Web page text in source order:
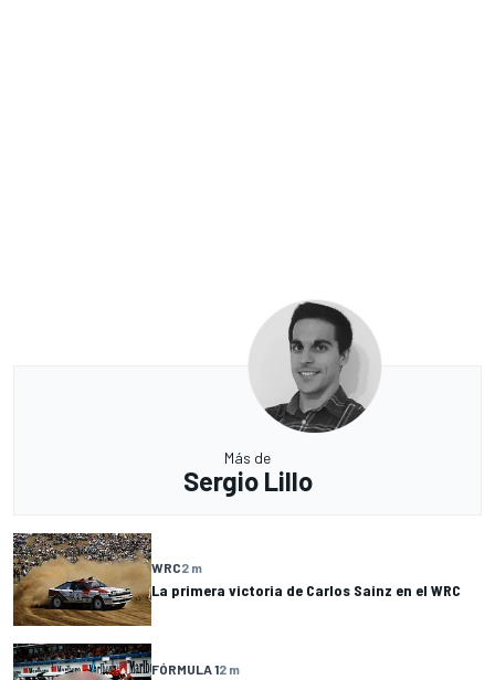
Más de
Sergio Lillo
WRC2 m
La primera victoria de Carlos Sainz en el WRC
FÓRMULA 12 m